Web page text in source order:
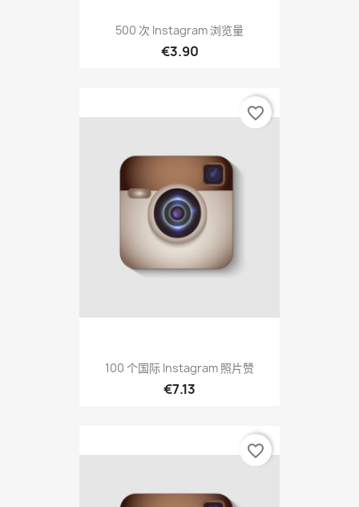
500 次 Instagram 浏览量
€3.90
100 个国际 Instagram 照片赞
€7.13
favorite_border
favorite_border